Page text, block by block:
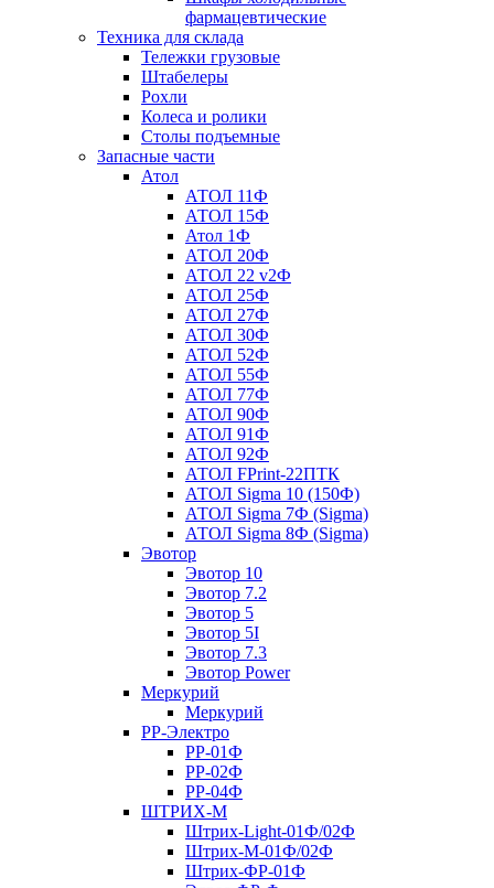
фармацевтические
Техника для склада
Тележки грузовые
Штабелеры
Рохли
Колеса и ролики
Столы подъемные
Запасные части
Атол
АТОЛ 11Ф
АТОЛ 15Ф
Атол 1Ф
АТОЛ 20Ф
АТОЛ 22 v2Ф
АТОЛ 25Ф
АТОЛ 27Ф
АТОЛ 30Ф
АТОЛ 52Ф
АТОЛ 55Ф
АТОЛ 77Ф
АТОЛ 90Ф
АТОЛ 91Ф
АТОЛ 92Ф
АТОЛ FPrint-22ПТК
АТОЛ Sigma 10 (150Ф)
АТОЛ Sigma 7Ф (Sigma)
АТОЛ Sigma 8Ф (Sigma)
Эвотор
Эвотор 10
Эвотор 7.2
Эвотор 5
Эвотор 5I
Эвотор 7.3
Эвотор Power
Меркурий
Меркурий
РР-Электро
РР-01Ф
РР-02Ф
РР-04Ф
ШТРИХ-М
Штрих-Light-01Ф/02Ф
Штрих-М-01Ф/02Ф
Штрих-ФР-01Ф